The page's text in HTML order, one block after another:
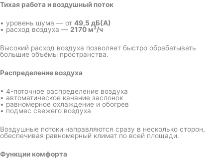
Тихая работа и воздушный поток
• уровень шума — от 49,5 дБ(А)
• расход воздуха — 2170 м³/ч
Высокий расход воздуха позволяет быстро обрабатывать
большие объёмы пространства.
Распределение воздуха
• 4-поточное распределение воздуха
• автоматическое качание заслонок
• равномерное охлаждение и обогрев
• подмес свежего воздуха
Воздушные потоки направляются сразу в несколько сторон,
обеспечивая равномерный климат по всей площади.
Функции комфорта